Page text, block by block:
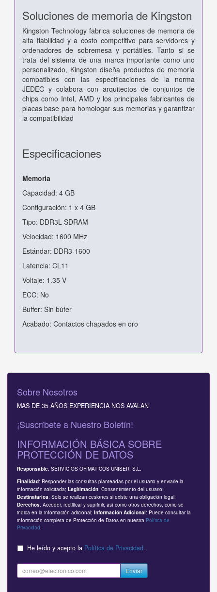
Soluciones de memoria de Kingston
Kingston Technology fabrica soluciones de memoria de
alta fiabilidad y a costo competitivo para servidores y
ordenadores de sobremesa y portátiles. Tanto si se
trata del sistema de una marca importante como uno
personalizado, Kingston diseña productos de memoria
compatibles con las especificaciones de la norma
JEDEC y colabora con arquitectos de conjuntos de
chips como Intel, AMD y los principales fabricantes de
placas base para homologar sus memorias y garantizar
la compatibilidad
Especificaciones
Memoria
Capacidad: 4 GB
Configuración: 1 x 4 GB
Tipo: DDR3L SDRAM
Velocidad: 1600 MHz
Estándar: DDR3-1600
Latencia: CL11
Voltaje: 1.35 V
ECC: No
Buffer: Sin búfer
Acabado: Contactos chapados en oro
Sobre Nosotros
MAS DE 35 AÑOS EXPERIENCIA NOS AVALAN
¡Suscríbete a Nuestro Boletín!
INFORMACIÓN BÁSICA SOBRE
PROTECCIÓN DE DATOS
Responsable: SERVICIOS OFIMATICOS UNISER, S.L.
Finalidad: Responder las consultas planteadas por el usuario y enviarle la
información solicitada; Legitimación: Consentimiento del usuario;
Destinatarios: Solo se realizan cesiones si existe una obligación legal;
Derechos: Acceder, rectificar y suprimir, así como otros derechos, como se
indica en la información adicional; Información Adicional: Puede consultar la
información completa de Protección de Datos en nuestra Política de
Privacidad
He leído y acepto la Política de Privacidad.
Enviar